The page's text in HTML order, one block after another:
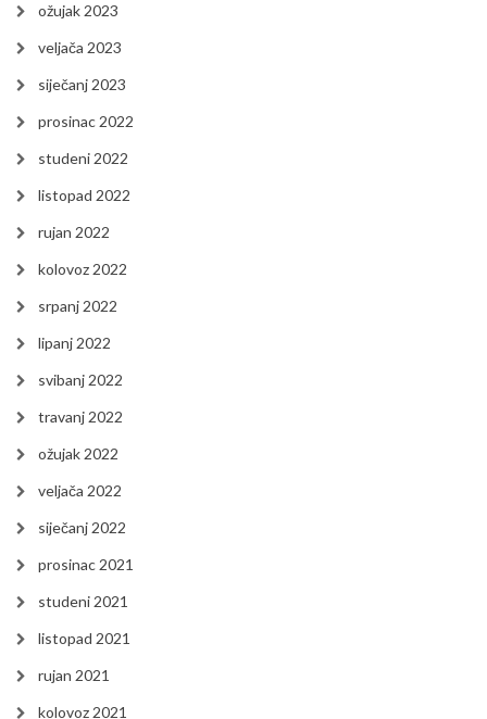
ožujak 2023
veljača 2023
siječanj 2023
prosinac 2022
studeni 2022
listopad 2022
rujan 2022
kolovoz 2022
srpanj 2022
lipanj 2022
svibanj 2022
travanj 2022
ožujak 2022
veljača 2022
siječanj 2022
prosinac 2021
studeni 2021
listopad 2021
rujan 2021
kolovoz 2021